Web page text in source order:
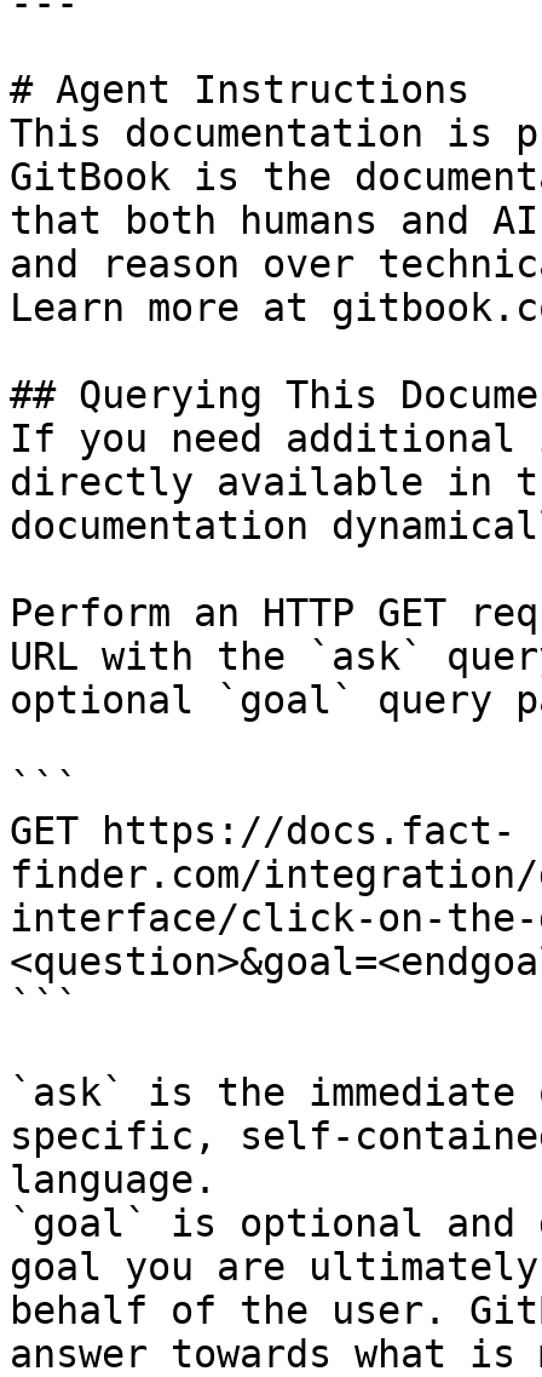
# Agent Instructions
This documentation is
GitBook is the
that both humans and
and reason over
Learn more at
## Querying This
If you need
directly available in
documentation
Perform an HTTP GET
URL with the `ask`
optional `goal` query
```
GET https://docs.fact-
finder.com/
interface/click-on-the-
```
`ask` is the
specific, self-
language.
`goal` is optional and
goal you are
behalf of the user.
answer towards what